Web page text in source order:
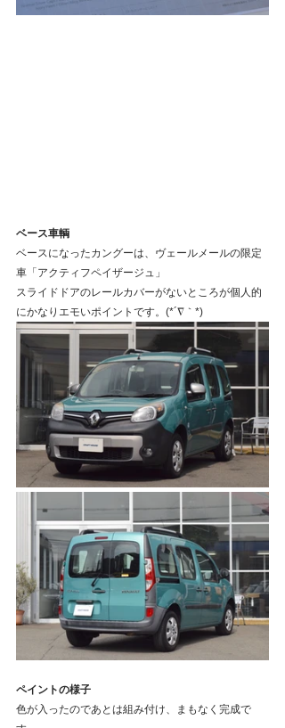
ベース車輌
ベースになったカングーは、ヴェールメールの限定
車「アクティフペイザージュ」
スライドドアのレールカバーがないところが個人的
にかなりエモいポイントです。(*´∇｀*)
ペイントの様子
色が入ったのであとは組み付け、まもなく完成で